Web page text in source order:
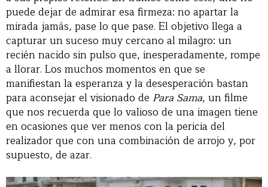
puede dejar de admirar esa firmeza: no apartar la
mirada jamás, pase lo que pase. El objetivo llega a
capturar un suceso muy cercano al milagro: un
recién nacido sin pulso que, inesperadamente, rompe
a llorar. Los muchos momentos en que se
manifiestan la esperanza y la desesperación bastan
para aconsejar el visionado de Para Sama, un filme
que nos recuerda que lo valioso de una imagen tiene
en ocasiones que ver menos con la pericia del
realizador que con una combinación de arrojo y, por
supuesto, de azar.